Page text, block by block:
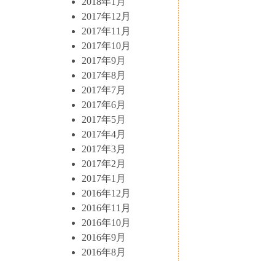
2017年12月
2017年11月
2017年10月
2017年9月
2017年8月
2017年7月
2017年6月
2017年5月
2017年4月
2017年3月
2017年2月
2017年1月
2016年12月
2016年11月
2016年10月
2016年9月
2016年8月